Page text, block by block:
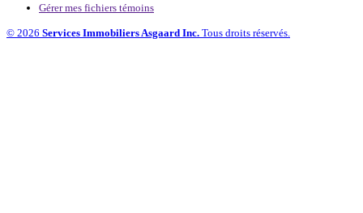
Gérer mes fichiers témoins
© 2026 Services Immobiliers Asgaard Inc. Tous droits réservés.